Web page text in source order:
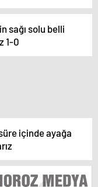
sağı solu belli
1-0
içinde ayağa